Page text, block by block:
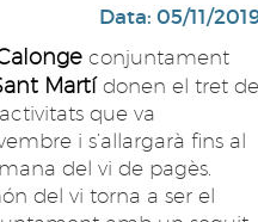
Data: 05/11/
conjuntament
Martí donen el tret de
que va
i s’allargarà fins al
del vi de pagès.
del vi torna a ser el